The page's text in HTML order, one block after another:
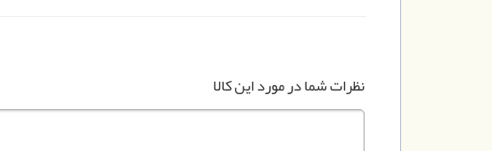
نظرات شما در مورد این کالا